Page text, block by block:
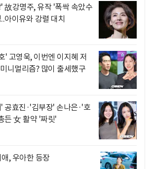
故강명주, 유작 '폭싹 속았수
아이유와 강렬 대치
' 고영욱, 이번엔 이지혜 저
니멀리즘? 많이 출세했구
공효진·'김부장' 손나은·'호
든 女 활약 '짜릿'
, 우아한 등장